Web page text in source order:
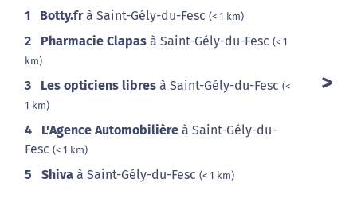
1 Botty.frà Saint-Gély-du-Fesc (< 1 km)
2 Pharmacie Clapas à Saint-Gély-du-Fesc (< 1
km)
3 Les opticiens libres à Saint-Gély-du-Fesc (<
1 km)
4 L'Agence Automobilière à Saint-Gély-du-
Fesc (< 1 km)
5 Shiva à Saint-Gély-du-Fesc (< 1 km)